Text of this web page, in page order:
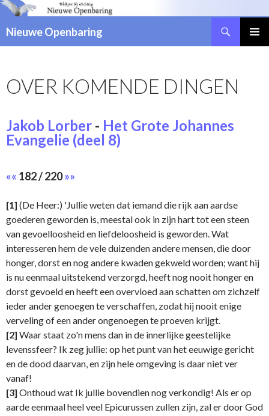
Nieuwe Openbaring
SPRINGEN
OVER KOMENDE DINGEN
Jakob Lorber - Het Grote Johannes
Evangelie (deel 8)
«« 182 / 220»»
[1] (De Heer:) 'Jullie weten dat iemand die rijk aan aardse
goederen geworden is, meestal ook in zijn hart tot een steen
van gevoelloosheid en liefdeloosheid is geworden. Wat
interesseren hem de vele duizenden andere mensen, die door
honger, dorst en nog andere kwaden gekweld worden; want hij
is nu eenmaal uitstekend verzorgd, heeft nog nooit honger en
dorst gevoeld en heeft een overvloed aan schatten om zichzelf
ieder ander genoegen te verschaffen, zodat hij nooit enige
verveling of een ander ongenoegen te proeven krijgt.
[2] Waar staat zo'n mens dan in de innerlijke geestelijke
levenssfeer? Ik zeg jullie: op het punt van het eeuwige gericht
en de dood daarvan, en zijn hele omgeving is daar niet ver
vanaf!
[3] Onthoud wat Ik jullie bovendien nog verkondig! Als er op
aarde eenmaal heel veel Epicurussen zullen zijn, zal er door God